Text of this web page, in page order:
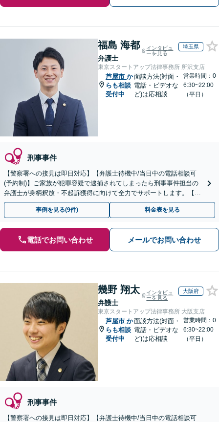
福島 海都
弁護士
インタビュ
ーを見る
埼玉県
東京スタートアップ法律事務所 所沢支店
芦屋市 か
らも相談
受付中
面談方法(対面・
電話・ビデオな
ど)は応相談
営業時間：0
6:30~22:00
（平日）
刑事事件
【警察署への接見は即日対応】【弁護士待機中/当日中の電話相談可
(予約制)】ご家族が犯罪容疑で逮捕されてしまったら刑事事件担当の
弁護士が身柄釈放・不起訴獲得に向けて全力でサポートします。【毎
月100名以上の相談実績】【全国対応】
事例を見る(9件) 料金表を見る
電話でお問い合わせ メールでお問い合わせ
幾野 翔太
弁護士
インタビュ
ーを見る
大阪府
東京スタートアップ法律事務所 大阪支店
芦屋市 か
らも相談
受付中
面談方法(対面・
電話・ビデオな
ど)は応相談
営業時間：0
6:30~22:00
（平日）
刑事事件
【警察署への接見は即日対応】【弁護士待機中/当日中の電話相談可